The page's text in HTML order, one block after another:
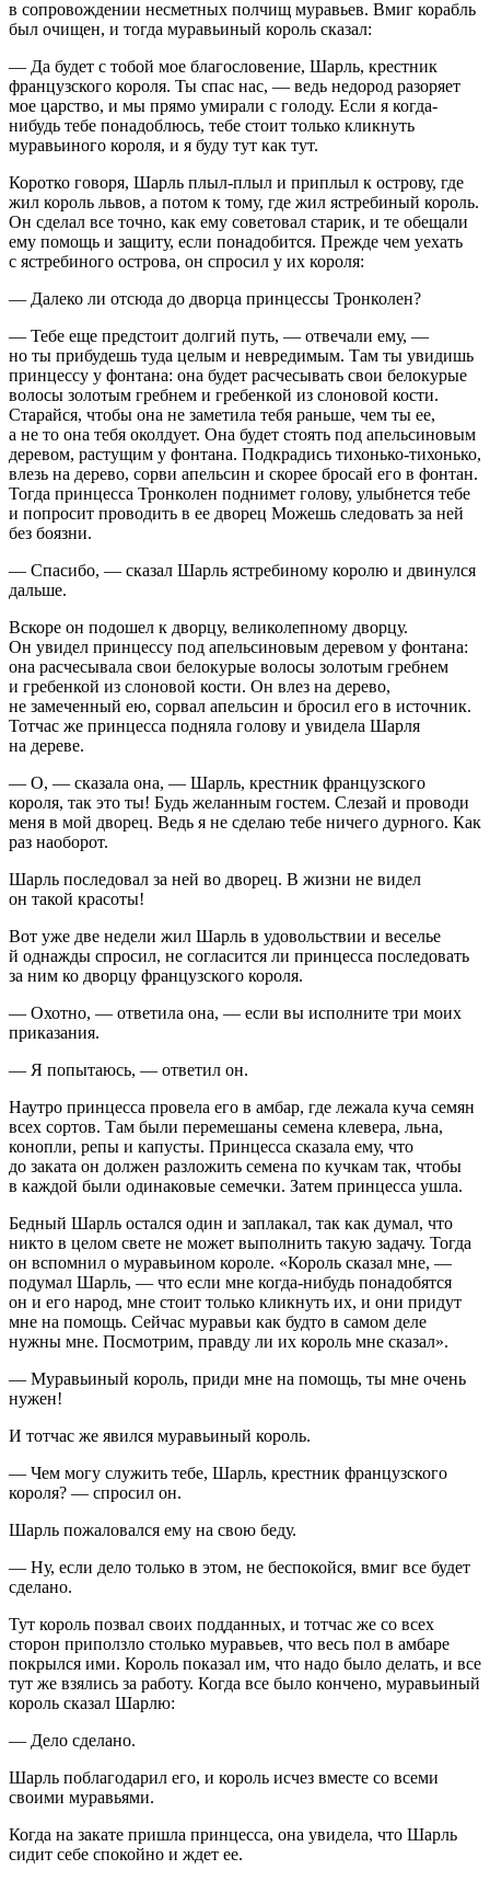
в сопровождении несметных полчищ муравьев. Вмиг корабль
был очищен, и тогда муравьиный король сказал:
— Да будет с тобой мое благословение, Шарль, крестник
французского короля. Ты спас нас, — ведь недород разоряет
мое царство, и мы прямо умирали с голоду. Если я когда-
нибудь тебе понадоблюсь, тебе стоит только кликнуть
муравьиного короля, и я буду тут как тут.
Коротко говоря, Шарль плыл-плыл и приплыл к острову, где
жил король львов, а потом к тому, где жил ястребиный король.
Он сделал все точно, как ему советовал старик, и те обещали
ему помощь и защиту, если понадобится. Прежде чем уехать
с ястребиного острова, он спросил у их короля:
— Далеко ли отсюда до дворца принцессы Тронколен?
— Тебе еще предстоит долгий путь, — отвечали ему, —
но ты прибудешь туда целым и невредимым. Там ты увидишь
принцессу у фонтана: она будет расчесывать свои белокурые
волосы золотым гребнем и гребенкой из слоновой кости.
Старайся, чтобы она не заметила тебя раньше, чем ты ее,
а не то она тебя околдует. Она будет стоять под апельсиновым
деревом, растущим у фонтана. Подкрадись тихонько-тихонько,
влезь на дерево, сорви апельсин и скорее бросай его в фонтан.
Тогда принцесса Тронколен поднимет голову, улыбнется тебе
и попросит проводить в ее дворец Можешь следовать за ней
без боязни.
— Спасибо, — сказал Шарль ястребиному королю и двинулся
дальше.
Вскоре он подошел к дворцу, великолепному дворцу.
Он увидел принцессу под апельсиновым деревом у фонтана:
она расчесывала свои белокурые волосы золотым гребнем
и гребенкой из слоновой кости. Он влез на дерево,
не замеченный ею, сорвал апельсин и бросил его в источник.
Тотчас же принцесса подняла голову и увидела Шарля
на дереве.
— О, — сказала она, — Шарль, крестник французского
короля, так это ты! Будь желанным гостем. Слезай и проводи
меня в мой дворец. Ведь я не сделаю тебе ничего дурного. Как
раз наоборот.
Шарль последовал за ней во дворец. В жизни не видел
он такой красоты!
Вот уже две недели жил Шарль в удовольствии и веселье
й однажды спросил, не согласится ли принцесса последовать
за ним ко дворцу французского короля.
— Охотно, — ответила она, — если вы исполните три моих
приказания.
— Я попытаюсь, — ответил он.
Наутро принцесса провела его в амбар, где лежала куча семян
всех сортов. Там были перемешаны семена клевера, льна,
конопли, репы и капусты. Принцесса сказала ему, что
до заката он должен разложить семена по кучкам так, чтобы
в каждой были одинаковые семечки. Затем принцесса ушла.
Бедный Шарль остался один и заплакал, так как думал, что
никто в целом свете не может выполнить такую задачу. Тогда
он вспомнил о муравьином короле. «Король сказал мне, —
подумал Шарль, — что если мне когда-нибудь понадобятся
он и его народ, мне стоит только кликнуть их, и они придут
мне на помощь. Сейчас муравьи как будто в самом деле
нужны мне. Посмотрим, правду ли их король мне сказал».
— Муравьиный король, приди мне на помощь, ты мне очень
нужен!
И тотчас же явился муравьиный король.
— Чем могу служить тебе, Шарль, крестник французского
короля? — спросил он.
Шарль пожаловался ему на свою беду.
— Ну, если дело только в этом, не беспокойся, вмиг все будет
сделано.
Тут король позвал своих подданных, и тотчас же со всех
сторон приползло столько муравьев, что весь пол в амбаре
покрылся ими. Король показал им, что надо было делать, и все
тут же взялись за работу. Когда все было кончено, муравьиный
король сказал Шарлю:
— Дело сделано.
Шарль поблагодарил его, и король исчез вместе со всеми
своими муравьями.
Когда на закате пришла принцесса, она увидела, что Шарль
сидит себе спокойно и ждет ее.